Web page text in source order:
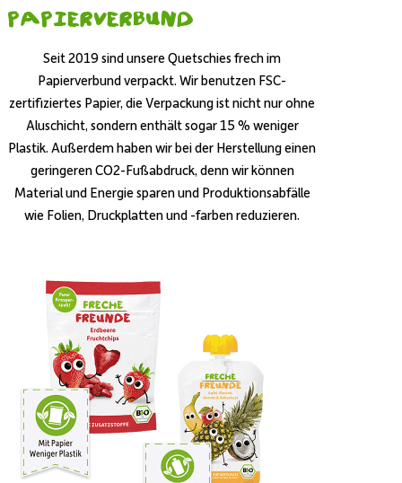
Papierverbund
Seit 2019 sind unsere Quetschies frech im
Papierverbund verpackt. Wir benutzen FSC-
zertifiziertes Papier, die Verpackung ist nicht nur ohne
Aluschicht, sondern enthält sogar 15 % weniger
Plastik. Außerdem haben wir bei der Herstellung einen
geringeren CO2-Fußabdruck, denn wir können
Material und Energie sparen und Produktionsabfälle
wie Folien, Druckplatten und -farben reduzieren.